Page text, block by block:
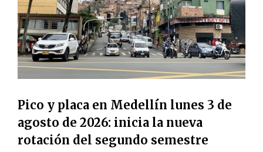
Pico y placa en Medellín lunes 3 de
agosto de 2026: inicia la nueva
rotación del segundo semestre